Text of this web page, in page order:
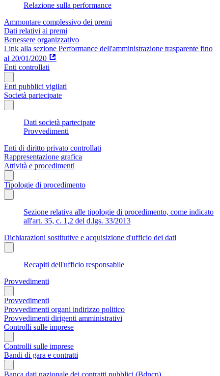
Relazione sulla performance
Ammontare complessivo dei premi
Dati relativi ai premi
Benessere organizzativo
Link alla sezione Performance dell'amministrazione trasparente fino
al 20/01/2020
Enti controllati
Enti pubblici vigilati
Società partecipate
Dati società partecipate
Provvedimenti
Enti di diritto privato controllati
Rappresentazione grafica
Attività e procedimenti
Tipologie di procedimento
Sezione relativa alle tipologie di procedimento, come indicato
all'art. 35, c. 1,2 del d.lgs. 33/2013
Dichiarazioni sostitutive e acquisizione d'ufficio dei dati
Recapiti dell'ufficio responsabile
Provvedimenti
Provvedimenti
Provvedimenti organi indirizzo politico
Provvedimenti dirigenti amministrativi
Controlli sulle imprese
Controlli sulle imprese
Bandi di gara e contratti
Banca dati nazionale dei contratti pubblici (Bdncp)